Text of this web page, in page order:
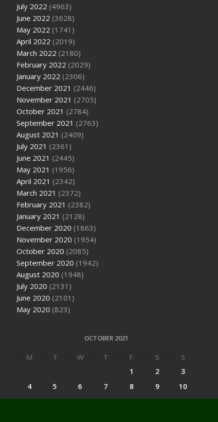
July 2022 (4963)
June 2022 (3628)
May 2022 (1741)
April 2022 (2019)
March 2022 (2180)
February 2022 (2029)
January 2022 (2306)
December 2021 (2446)
November 2021 (2705)
October 2021 (2784)
September 2021 (2763)
August 2021 (2409)
July 2021 (2361)
June 2021 (2445)
May 2021 (1956)
April 2021 (2342)
March 2021 (2372)
February 2021 (2382)
January 2021 (2128)
December 2020 (1863)
November 2020 (1954)
October 2020 (2085)
September 2020 (1942)
August 2020 (1948)
July 2020 (2131)
June 2020 (2101)
May 2020 (823)
OCTOBER 2021
M T W T F S
S
1
2
3
4
5 6 7 8 9
10
11
12 13 14 15 16
17